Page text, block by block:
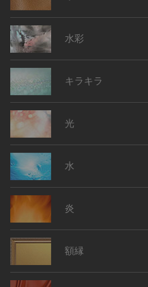
水彩
キラキラ
光
水
炎
額縁